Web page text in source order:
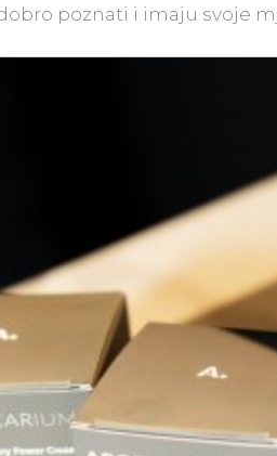
poznati i imaju svoje